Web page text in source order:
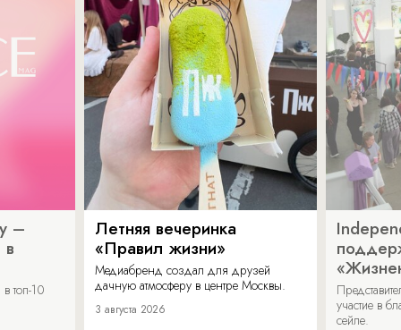
–
топ-10
Летняя вечеринка
«Правил жизни»
Медиабренд создал для друзей
дачную атмосферу в центре Москвы.
3 августа 2026
участие в
сейле.